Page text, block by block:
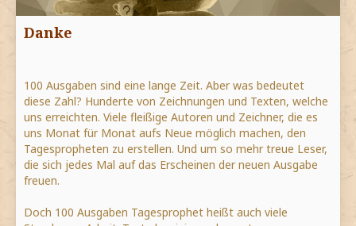
Danke
100 Ausgaben sind eine lange Zeit. Aber was bedeutet
diese Zahl? Hunderte von Zeichnungen und Texten, welche
uns erreichten. Viele fleißige Autoren und Zeichner, die es
uns Monat für Monat aufs Neue möglich machen, den
Tagespropheten zu erstellen. Und um so mehr treue Leser,
die sich jedes Mal auf das Erscheinen der neuen Ausgabe
freuen.
Doch 100 Ausgaben Tagesprophet heißt auch viele